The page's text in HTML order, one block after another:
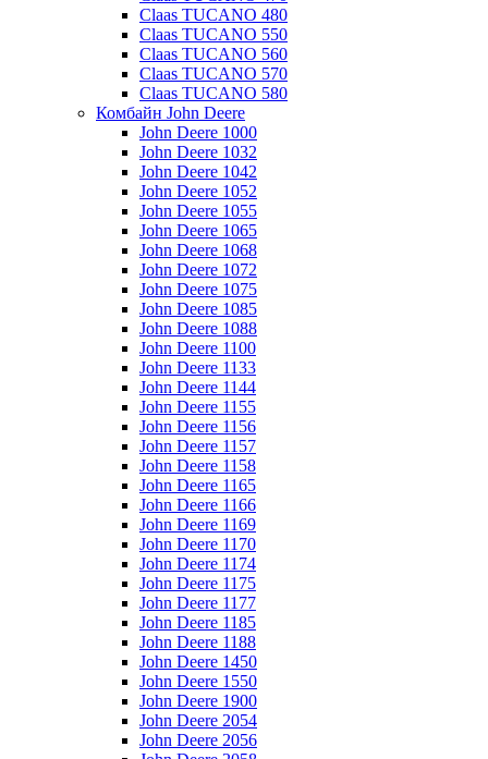
Claas TUCANO 480
Claas TUCANO 550
Claas TUCANO 560
Claas TUCANO 570
Claas TUCANO 580
Комбайн John Deere
John Deere 1000
John Deere 1032
John Deere 1042
John Deere 1052
John Deere 1055
John Deere 1065
John Deere 1068
John Deere 1072
John Deere 1075
John Deere 1085
John Deere 1088
John Deere 1100
John Deere 1133
John Deere 1144
John Deere 1155
John Deere 1156
John Deere 1157
John Deere 1158
John Deere 1165
John Deere 1166
John Deere 1169
John Deere 1170
John Deere 1174
John Deere 1175
John Deere 1177
John Deere 1185
John Deere 1188
John Deere 1450
John Deere 1550
John Deere 1900
John Deere 2054
John Deere 2056